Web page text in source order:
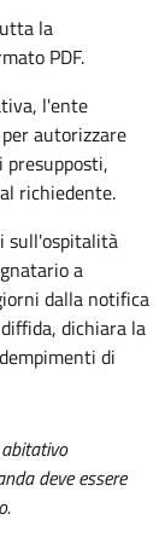
la
PDF.
l'ente
autorizzare
presupposti,
richiedente.
sull'ospitalità
a
dalla notifica
dichiara la
di
deve essere